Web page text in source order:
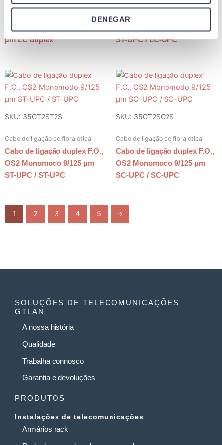
DENEGAR
Adaptador de fibra ótica
Adaptador F.O. fêmea para
fêmea OS2 monomodo 9/125
µm LC duplex
Cabo de ligação de fibra ótica
Cabo de ligação duplex F.O.,
ST-UPC / LC-UPC
SKU: 35GT2ST2S
Cabo de ligação de fibra ótica
Cabo de ligação duplex F.O.,
OS2 Monomodo 9/125 μm
ST-UPC / ST-UPC
SKU: 35GT2SC2S
Cabo de ligação de fibra ótica
Cabo de ligação duplex F.O.,
OS2 Monomodo 9/125 μm
SC-UPC / SC-UPC
1 2 3 4 5 →
SOLUÇÕES DE TELECOMUNICAÇÕES
GTLAN
A nossa história
Qualidade
Trabalha connosco
Garantia e devoluções
PRODUTOS
Instalações de telecomunicações
Armários rack